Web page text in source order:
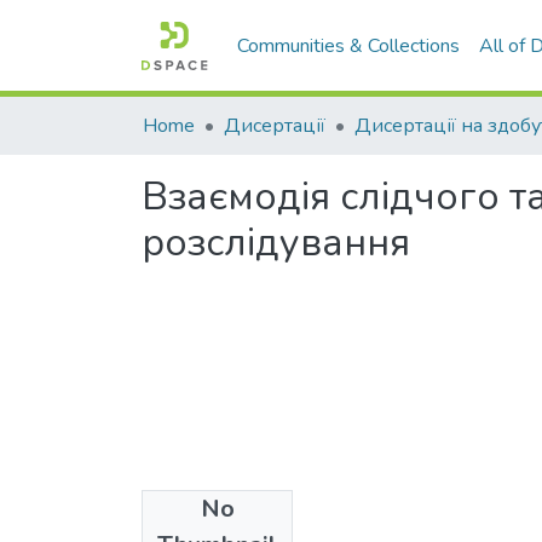
Communities & Collections All of
Home Дисертації
Взаємодія слідчого
розслідування
No